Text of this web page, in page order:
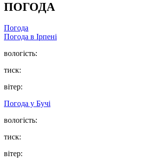
ПОГОДА
Погода
Погода в Ірпені
вологість:
тиск:
вітер:
Погода у Бучі
вологість:
тиск:
вітер: